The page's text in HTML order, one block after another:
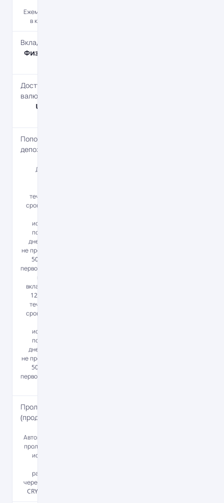
Ежемесячно или
в конце срока.
Вкладчик
Физическим
Доступные
валюты
UAH, USD,
Пополнение
депозита
Для вкладов
течение всего
срока действия
исключением
последних 30
дней и в сумме
не превышающей
50% от суммы
первоначального
взноса. Для
вкладов сроком
12 месяцев - в
течение всего
срока действия
исключением
последних 90
дней и в сумме
не превышающей
50% от суммы
первоначального
Пролонгация
(продление)
Автоматическая
пролонгация, за
исключением
размещенных
через СДБО "My
CRYSTALBANK".